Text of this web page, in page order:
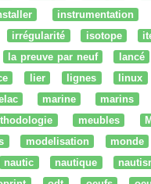
instrumentation
irrégularité isotope
la preuve par neuf lancé
lier lignes linux
marine marins
meubles
modelisation monde
nautic nautique